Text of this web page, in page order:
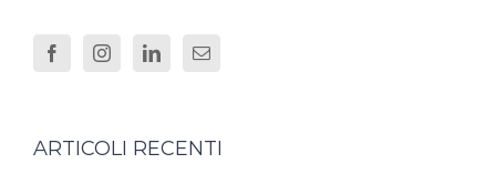
ARTICOLI RECENTI